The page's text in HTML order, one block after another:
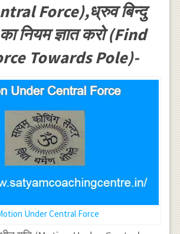
Force),ध्रुव बिन्दु
नियम ज्ञात करो (Find
Towards Pole)-
Under Central Force